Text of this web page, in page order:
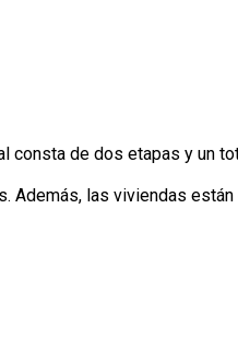
de dos etapas y un
las viviendas